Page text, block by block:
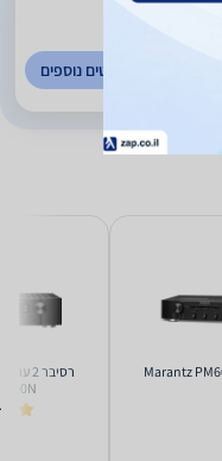
לפרטים נוספים